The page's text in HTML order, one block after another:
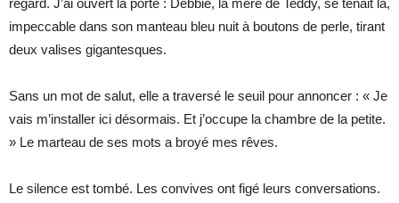
regard. J’ai ouvert la porte : Debbie, la mère de Teddy, se tenait là,
impeccable dans son manteau bleu nuit à boutons de perle, tirant
deux valises gigantesques.
Sans un mot de salut, elle a traversé le seuil pour annoncer : « Je
vais m’installer ici désormais. Et j’occupe la chambre de la petite.
» Le marteau de ses mots a broyé mes rêves.
Le silence est tombé. Les convives ont figé leurs conversations.